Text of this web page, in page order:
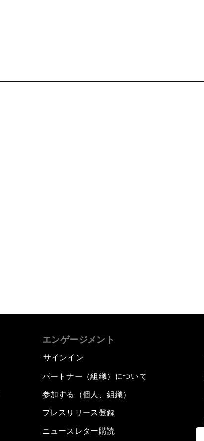
エンゲージメント
サインイン
パートナー（組織）について
参加する（個人、組織）
プレスリリース登録
ニュースレター購読